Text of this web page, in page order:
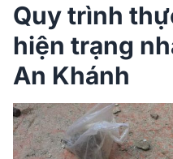
Quy trình
hiện trạng
An Khánh